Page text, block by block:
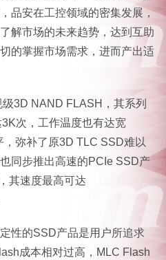
品安在工控领域的密集发展，
解市场的未来趋势，达到互助
的掌握市场需求，进而产出适
3D NAND FLASH，其系列
次，工作温度也有达宽
，弥补了原3D TLC SSD难以
同步推出高速的PCIe SSD产
其速度最高可达
性的SSD产品是用户所追求
成本相对过高，MLC Flash